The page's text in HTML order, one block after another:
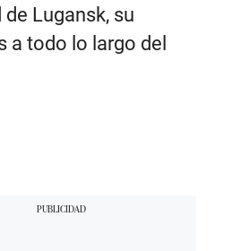
Lugansk, su
a todo lo largo del